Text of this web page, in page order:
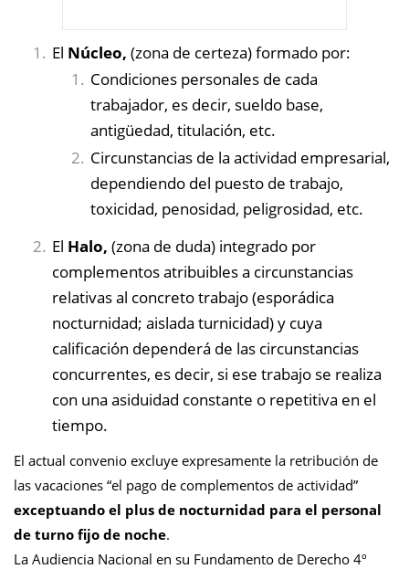
El Núcleo, (zona de certeza) formado por:
Condiciones personales de cada
trabajador, es decir, sueldo base,
antigüedad, titulación, etc.
Circunstancias de la actividad empresarial,
dependiendo del puesto de trabajo,
toxicidad, penosidad, peligrosidad, etc.
El Halo, (zona de duda) integrado por
complementos atribuibles a circunstancias
relativas al concreto trabajo (esporádica
nocturnidad; aislada turnicidad) y cuya
calificación dependerá de las circunstancias
concurrentes, es decir, si ese trabajo se realiza
con una asiduidad constante o repetitiva en el
tiempo.
El actual convenio excluye expresamente la retribución de
las vacaciones “el pago de complementos de actividad”
exceptuando el plus de nocturnidad para el personal
de turno fijo de noche.
La Audiencia Nacional en su Fundamento de Derecho 4º